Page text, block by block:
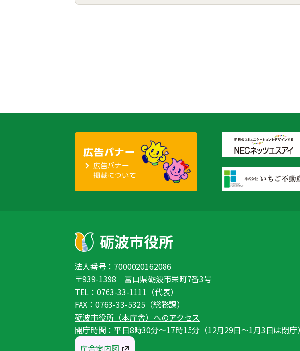
法人番号：7000020162086
〒939-1398 富山県砺波市栄町7番3号
TEL：0763-33-1111（代表）
FAX：0763-33-5325（総務課）
砺波市役所（本庁舎）へのアクセス
開庁時間：平日8時30分〜17時15分（12月29日〜1月3日は閉庁）
庁舎案内図